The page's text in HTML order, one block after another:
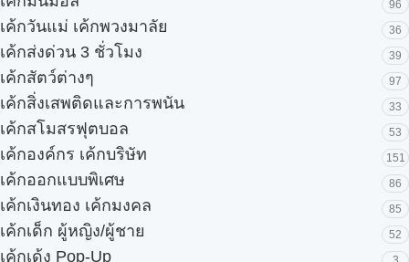
96
เค้กวันแม่ เค้กพวงมาลัย 36
เค้กส่งด่วน 3 ชั่วโมง 39
เค้กสัตว์ต่างๆ 97
เค้กสิ่งเสพติดและการพนัน 33
เค้กสโมสรฟุตบอล 53
เค้กองค์กร เค้กบริษัท 151
เค้กออกแบบพิเศษ 86
เค้กเงินทอง เค้กมงคล 85
เค้กเด็ก ผู้หญิง/ผู้ชาย 52
เค้กเด้ง Pop-Up